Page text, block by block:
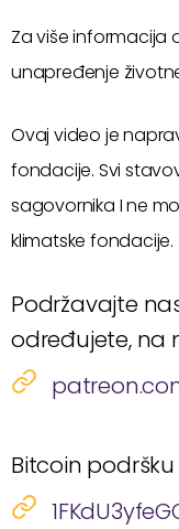
Za više informacija
unapređenje
Ovaj video je
fondacije. Svi
sagovornika I ne
klimatske fondacije.
Podržavajte
određujete, na
Bitcoin